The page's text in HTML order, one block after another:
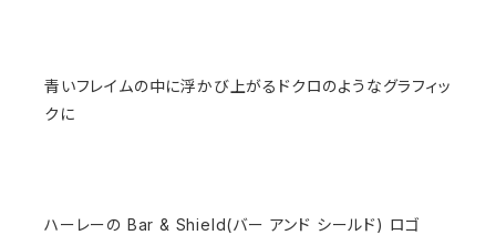
青いフレイムの中に浮かび上がるドクロのようなグラフィッ
クに
ハーレーの Bar & Shield(バー アンド シールド) ロゴ